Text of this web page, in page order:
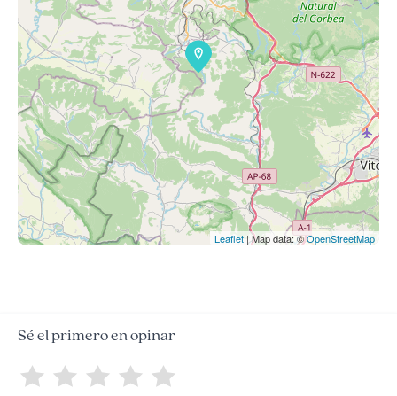
Leaflet | Map data: ©OpenStreetMap
Sé el primero en opinar